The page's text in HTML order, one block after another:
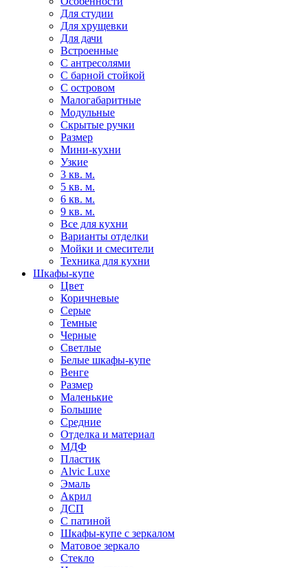
Для студии
Для хрущевки
Для дачи
Встроенные
С антресолями
С барной стойкой
С островом
Малогабаритные
Модульные
Скрытые ручки
Размер
Мини-кухни
Узкие
3 кв. м.
5 кв. м.
6 кв. м.
9 кв. м.
Все для кухни
Варианты отделки
Мойки и смесители
Техника для кухни
Шкафы-купе
Цвет
Коричневые
Серые
Темные
Черные
Светлые
Белые шкафы-купе
Венге
Размер
Маленькие
Большие
Средние
Отделка и материал
МДФ
Пластик
Alvic Luxe
Эмаль
Акрил
ДСП
С патиной
Шкафы-купе с зеркалом
Матовое зеркало
Стекло